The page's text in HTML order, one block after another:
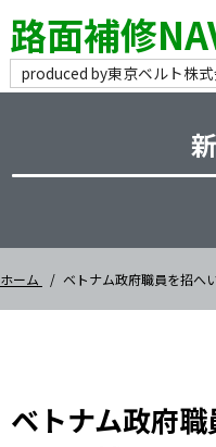
路面補修
produced by東京ベルト株
ホーム ベトナム政府職員を招へ
ベトナム政府